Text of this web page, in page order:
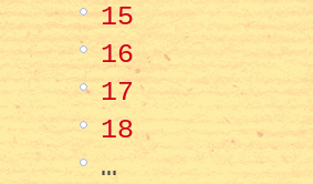
15
16
17
18
…